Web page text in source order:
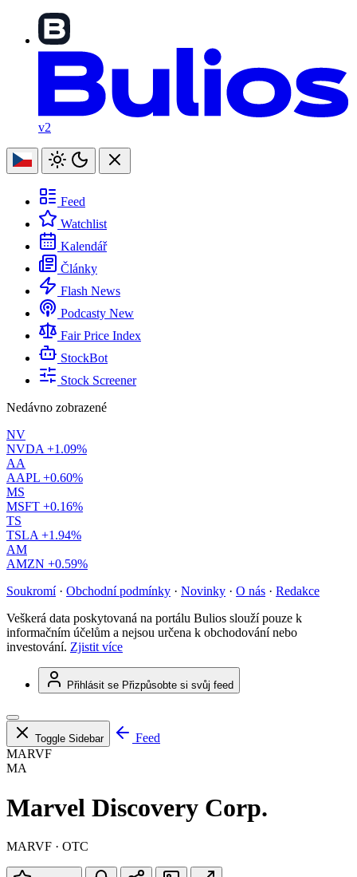
v2
Feed
Watchlist
Kalendář
Články
Flash News
Podcasty New
Fair Price Index
StockBot
Stock Screener
Nedávno zobrazené
NV
NVDA +1.09%
AA
AAPL +0.60%
MS
MSFT +0.16%
TS
TSLA +1.94%
AM
AMZN +0.59%
Soukromí · Obchodní podmínky · Novinky · O nás · Redakce
Veškerá data poskytovaná na portálu Bulios slouží pouze k
informačním účelům a nejsou určena k obchodování nebo
investování. Zjistit více
Přihlásit se Přizpůsobte si svůj feed
Toggle Sidebar
Feed
MARVF
MA
Marvel Discovery Corp.
MARVF · OTC